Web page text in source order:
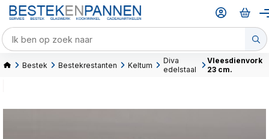
Bestek Bestekrestanten Keltum
Diva
edelstaal
Vleesdienvork
23 cm.